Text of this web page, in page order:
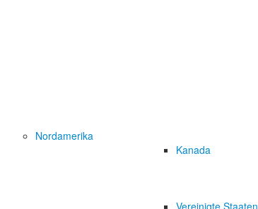
Nordamerika
Kanada
Vereinigte Staaten